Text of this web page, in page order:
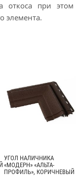
откоса при этом
элемента.
УГОЛ НАЛИЧНИКА
«МОДЕРН» «АЛЬТА-
ПРОФИЛЬ», КОРИЧНЕВЫЙ